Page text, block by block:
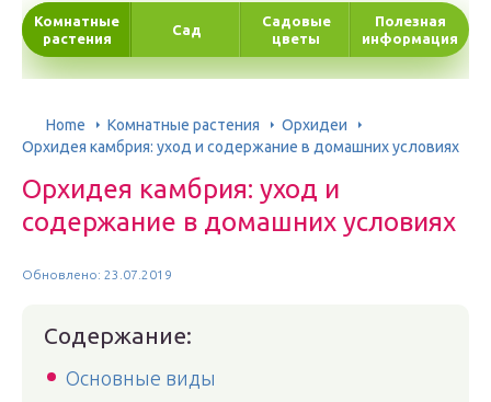
Комнатные
растения
Сад
Садовые
цветы
Полезная
информация
Home Комнатные растения
Орхидеи
Орхидея камбрия: уход и содержание в домашних условиях
Орхидея камбрия: уход и
содержание в домашних условиях
Обновлено: 23.07.2019
Содержание:
Основные виды